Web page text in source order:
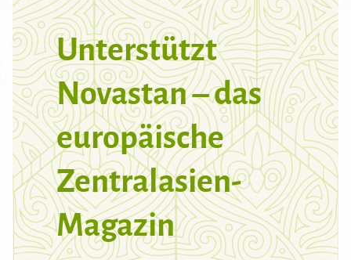
Unterstützt
Novastan – das
europäische
Zentralasien-
Magazin